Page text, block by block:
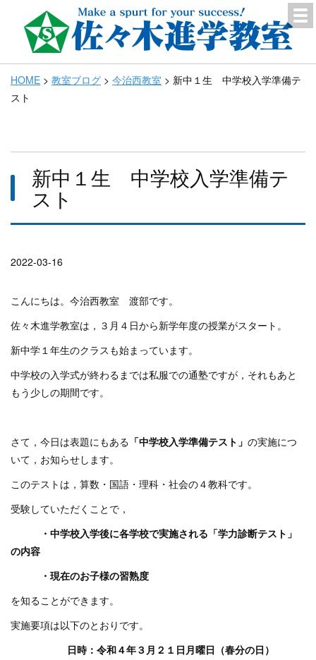
HOME > 教室ブログ > 今治西教室 > 新中１生 中学校入学準備テ
スト
新中１生 中学校入学準備テ
スト
2022-03-16
こんにちは。今治西教室 渡部です。
佐々木進学教室は，３月４日から新学年度の授業がスタート。
新中学１年生のクラスも始まっています。
中学校の入学式が終わるまでは私服での通塾ですが，それもあと
もう少しの期間です。
さて，今日は表題にもある 「中学校入学準備テスト」 の実施につ
いて，お知らせします。
このテストは，算数・国語・理科・社会の４教科です。
受験していただくことで，
・中学校入学後に各学校で実施される「学力診断テスト」
の内容
・現在のお子様の習熟度
を知ることができます。
実施要項は以下のとおりです。
日時：令和４年３月２１日月曜日（春分の日）